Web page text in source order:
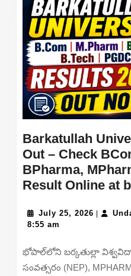
Barkatullah
Out – Check
BPharma,
Result Online at
July 25, 2026 July
|
8:55 am
భోపాల్‌లోని బర్కతుల్లా
సంవత్సరం (NEP),